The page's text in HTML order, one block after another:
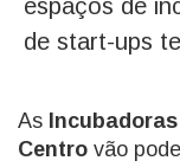
espaços de
de start-ups
As
Centro vão